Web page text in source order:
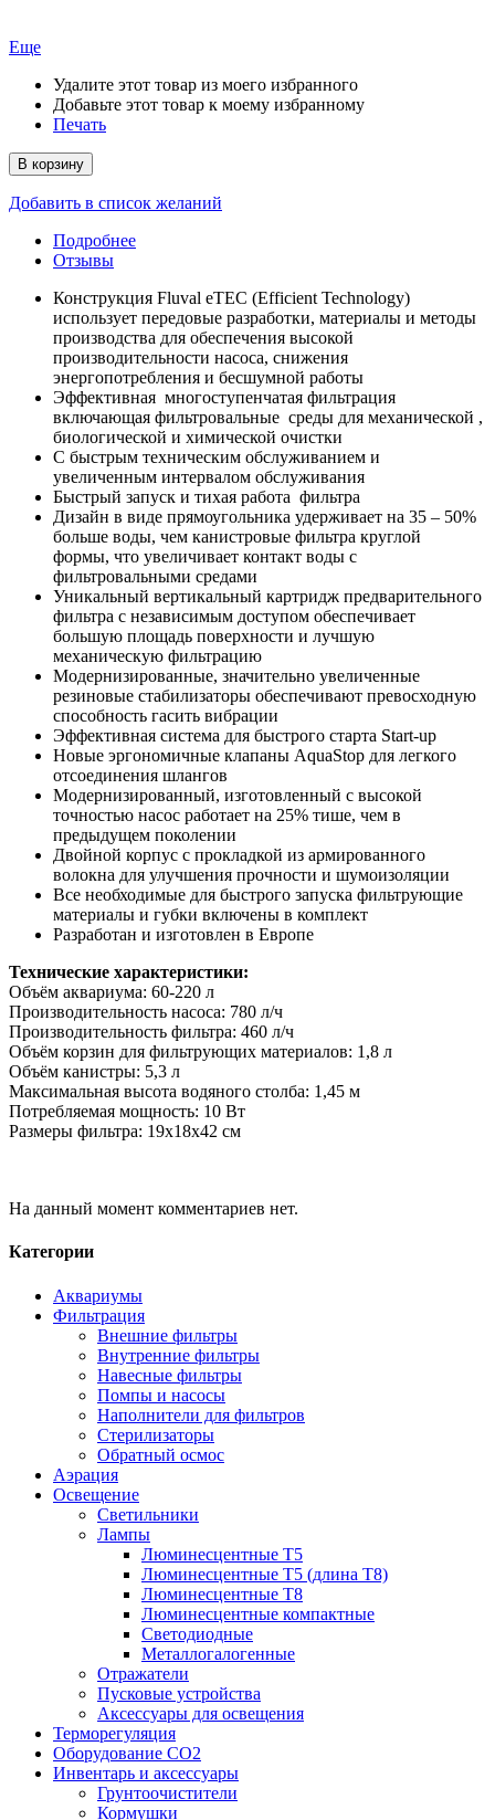
Еще
Удалите этот товар из моего избранного
Добавьте этот товар к моему избранному
Печать
В корзину
Добавить в список желаний
Подробнее
Отзывы
Конструкция Fluval eTEC (Efficient Technology)
использует передовые разработки, материалы и методы
производства для обеспечения высокой
производительности насоса, снижения
энергопотребления и бесшумной работы
Эффективная многоступенчатая фильтрация
включающая фильтровальные среды для механической ,
биологической и химической очистки
С быстрым техническим обслуживанием и
увеличенным интервалом обслуживания
Быстрый запуск и тихая работа фильтра
Дизайн в виде прямоугольника удерживает на 35 – 50%
больше воды, чем канистровые фильтра круглой
формы, что увеличивает контакт воды с
фильтровальными средами
Уникальный вертикальный картридж предварительного
фильтра с независимым доступом обеспечивает
большую площадь поверхности и лучшую
механическую фильтрацию
Модернизированные, значительно увеличенные
резиновые стабилизаторы обеспечивают превосходную
способность гасить вибрации
Эффективная система для быстрого старта Start-up
Новые эргономичные клапаны AquaStop для легкого
отсоединения шлангов
Модернизированный, изготовленный с высокой
точностью насос работает на 25% тише, чем в
предыдущем поколении
Двойной корпус с прокладкой из армированного
волокна для улучшения прочности и шумоизоляции
Все необходимые для быстрого запуска фильтрующие
материалы и губки включены в комплект
Разработан и изготовлен в Европе
Технические характеристики:
Объём аквариума: 60-220 л
Производительность насоса: 780 л/ч
Производительность фильтра: 460 л/ч
Объём корзин для фильтрующих материалов: 1,8 л
Объём канистры: 5,3 л
Максимальная высота водяного столба: 1,45 м
Потребляемая мощность: 10 Вт
Размеры фильтра: 19х18х42 см
На данный момент комментариев нет.
Категории
Аквариумы
Фильтрация
Внешние фильтры
Внутренние фильтры
Навесные фильтры
Помпы и насосы
Наполнители для фильтров
Стерилизаторы
Обратный осмос
Аэрация
Освещение
Светильники
Лампы
Люминесцентные T5
Люминесцентные T5 (длина T8)
Люминесцентные T8
Люминесцентные компактные
Светодиодные
Металлогалогенные
Отражатели
Пусковые устройства
Аксессуары для освещения
Терморегуляция
Оборудование CO2
Инвентарь и аксессуары
Грунтоочистители
Кормушки